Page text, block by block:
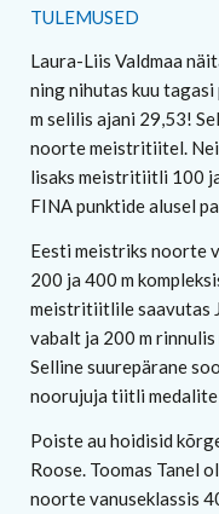
TULEMUSED
Laura-Liis Valdmaa
ning nihutas kuu
m selilis ajani 29,53!
noorte meistritiitel.
lisaks meistritiitli 100
FINA punktide alusel
Eesti meistriks noorte
200 ja 400 m
meistritiitlile saavutas
vabalt ja 200 m
Selline suurepärane
noorujuja tiitli
Poiste au hoidisid
Roose. Toomas Tanel
noorte vanuseklassis